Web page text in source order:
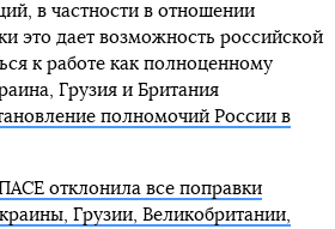
в частности в отношении
это дает возможность российской
к работе как полноценному
Грузия и Британия
полномочий России в
отклонила все поправки
Грузии, Великобритании,